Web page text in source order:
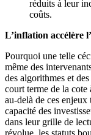
réduits à leur
coûts.
L’inflation accélère
Pourquoi une telle
même des
des algorithmes et
court terme de la cote
au-delà de ces
capacité des
dans leur grille de
révolue, les statuts